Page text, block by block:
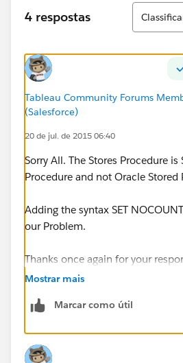
4 respostas
Classificar
Tableau Community Forums
(Salesforce)
20 de jul. de 2015 06:40
Sorry All. The Stores Procedure is
Procedure and not Oracle Stored
Adding the syntax SET
our Problem.
Thanks once again for your
Mostrar mais
Marcar como útil